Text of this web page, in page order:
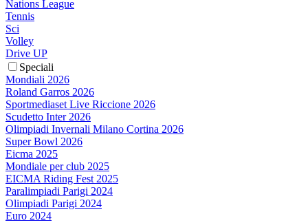
Nations League
Tennis
Sci
Volley
Drive UP
Speciali
Mondiali 2026
Roland Garros 2026
Sportmediaset Live Riccione 2026
Scudetto Inter 2026
Olimpiadi Invernali Milano Cortina 2026
Super Bowl 2026
Eicma 2025
Mondiale per club 2025
EICMA Riding Fest 2025
Paralimpiadi Parigi 2024
Olimpiadi Parigi 2024
Euro 2024